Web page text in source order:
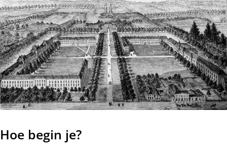
Hoe begin je?